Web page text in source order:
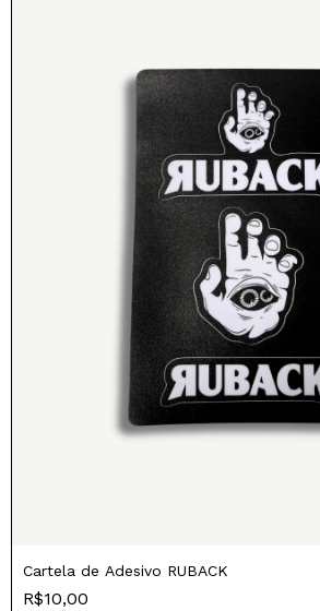
Cartela de Adesivo RUBACK
R$10,00